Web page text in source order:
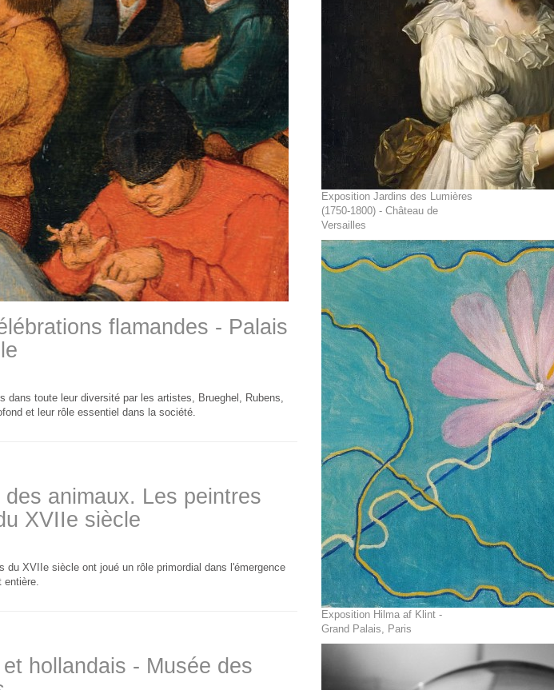
flamandes - Palais
dans toute leur diversité par les artistes, Brueghel, Rubens,
et leur rôle essentiel dans la société.
animaux. Les peintres
XVIIe siècle
du XVIIe siècle ont joué un rôle primordial dans l'émergence
entière.
hollandais - Musée des
Exposition Jardins des Lumières
(1750-1800) - Château de
Versailles
Exposition Hilma af Klint -
Grand Palais, Paris